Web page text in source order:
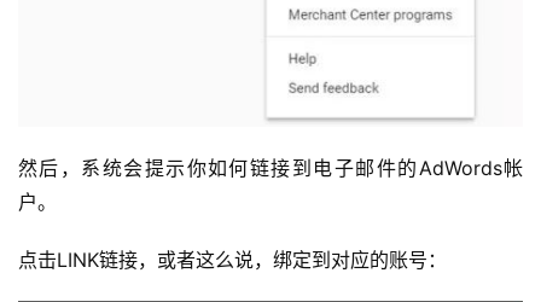
然后，系统会提示你如何链接到电子邮件的AdWords帐
户。
点击LINK链接，或者这么说，绑定到对应的账号：